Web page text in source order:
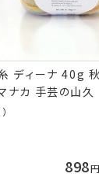
ディーナ 40g
ナカ 手芸の山久
898